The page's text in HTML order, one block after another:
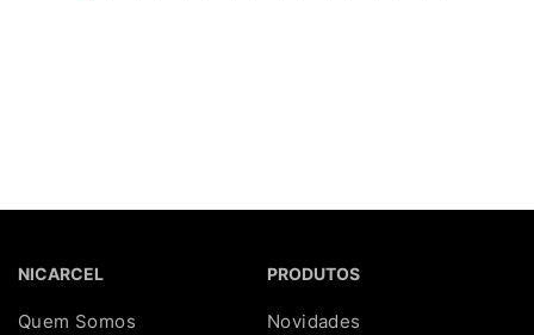
NICARCEL
Quem Somos
PRODUTOS
Novidades